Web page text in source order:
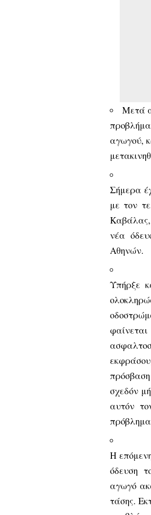
Μετά
αγωγού,
Σήμερα
με τον
Καβάλας,
νέα
Αθηνών.
Υπήρξε
σχεδόν
αυτόν
Η
όδευση
αγωγό
τάσης.